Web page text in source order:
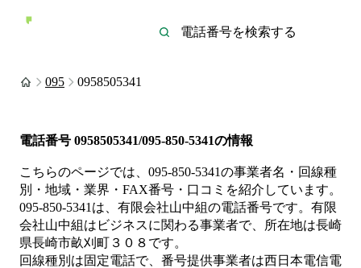
095 0958505341
電話番号 0958505341/095-850-5341の情報
こちらのページでは、 095-850-5341の事業者名・回線種
別・地域・業界・FAX番号・口コミを紹介しています。
095-850-5341 は、 有限会社山中組の電話番号です。 有限
会社山中組は ビジネスに関わる事業者で、所在地は長崎
県長崎市畝刈町３０８ です。
回線種別は固定電話で、番号提供事業者は西日本電信電